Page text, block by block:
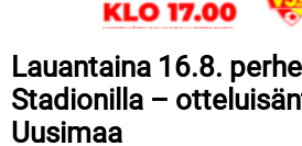
Lauantaina 16.8.
Stadionilla –
Uusimaa